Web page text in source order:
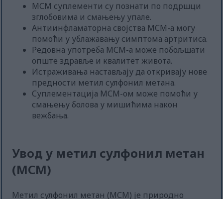
МСМ суплементи су познати по подршци
зглобовима и смањењу упале.
Антиинфламаторна својства МСМ-а могу
помоћи у ублажавању симптома артритиса.
Редовна употреба МСМ-а може побољшати
опште здравље и квалитет живота.
Истраживања настављају да откривају нове
предности метил сулфонил метана.
Суплементација МСМ-ом може помоћи у
смањењу болова у мишићима након
вежбања.
Увод у метил сулфонил метан
(МСМ)
Метил сулфонил метан (МСМ) је природно